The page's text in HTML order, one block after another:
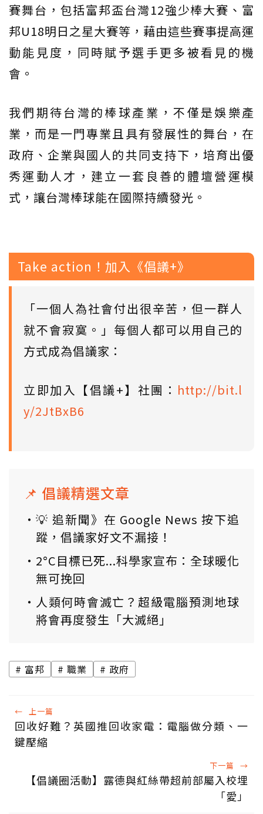
賽舞台，包括富邦盃台灣12強少棒大賽、富
邦U18明日之星大賽等，藉由這些賽事提高運
動能見度，同時賦予選手更多被看見的機
會。
我們期待台灣的棒球產業，不僅是娛樂產
業，而是一門專業且具有發展性的舞台，在
政府、企業與國人的共同支持下，培育出優
秀運動人才，建立一套良善的體壇營運模
式，讓台灣棒球能在國際持續發光。
Take action！加入《倡議+》
「一個人為社會付出很辛苦，但一群人
就不會寂寞。」每個人都可以用自己的
方式成為倡議家：
立即加入【倡議+】社團： http://bit.l
y/2JtBxB6
📌 倡議精選文章
💡 追新聞》在 Google News 按下追
蹤，倡議家好文不漏接！
2°C目標已死...科學家宣布：全球暖化
無可挽回
人類何時會滅亡？超級電腦預測地球
將會再度發生「大滅絕」
富邦 職業 政府
← 上一篇
回收好難？英國推回收家電：電腦做分類、一
鍵壓縮
下一篇 →
【倡議圈活動】露德與紅絲帶超前部屬入校埋
「愛」